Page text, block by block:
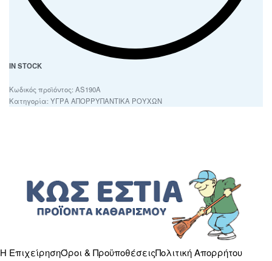
IN STOCK
AS190A
Κατηγορία: ΥΓΡΑ ΑΠΟΡΡΥΠΑΝΤΙΚΑ ΡΟΥΧΩΝ
Η ΕπιχείρησηΌροι & ΠροϋποθέσειςΠολιτική Απορρήτου